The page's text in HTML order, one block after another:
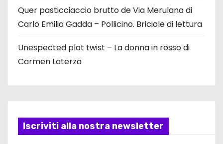
Quer pasticciaccio brutto de Via Merulana di
Carlo Emilio Gadda – Pollicino. Briciole di lettura
Unespected plot twist – La donna in rosso di
Carmen Laterza
Iscriviti alla nostra newsletter